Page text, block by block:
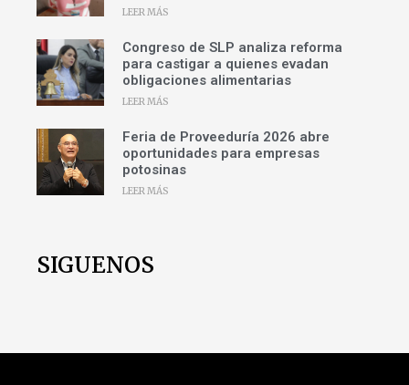
LEER MÁS
Congreso de SLP analiza reforma
para castigar a quienes evadan
obligaciones alimentarias
LEER MÁS
Feria de Proveeduría 2026 abre
oportunidades para empresas
potosinas
LEER MÁS
SIGUENOS